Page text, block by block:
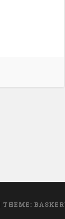
THEME: